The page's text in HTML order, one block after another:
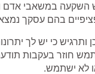
השקעה במשאבי
בהם עסקך
כי יש לך
חוזר בעקבות
לא ישתמש.